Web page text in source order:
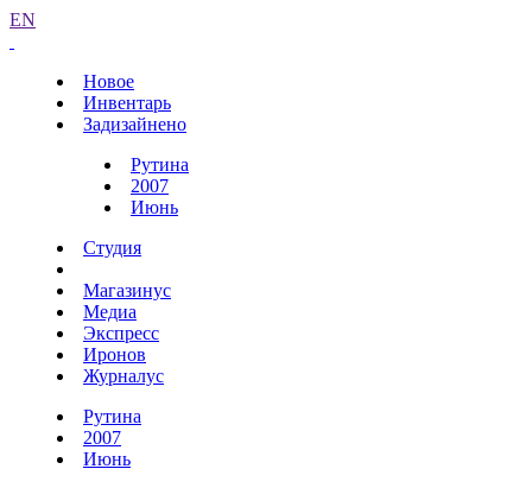
EN
Новое
Инвентарь
Задизайнено
Рутина
2007
Июнь
Студия
Магазинус
Медиа
Экспресс
Иронов
Журналус
Рутина
2007
Июнь